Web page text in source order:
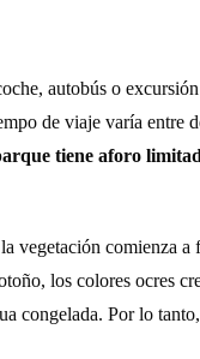
autobús o
de viaje varía entre
tiene aforo
vegetación comienza
los colores ocres
congelada. Por lo